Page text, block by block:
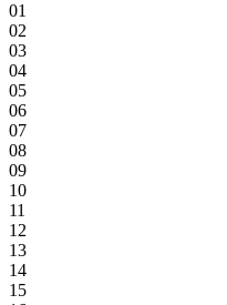
01
02
03
04
05
06
07
08
09
10
11
12
13
14
15